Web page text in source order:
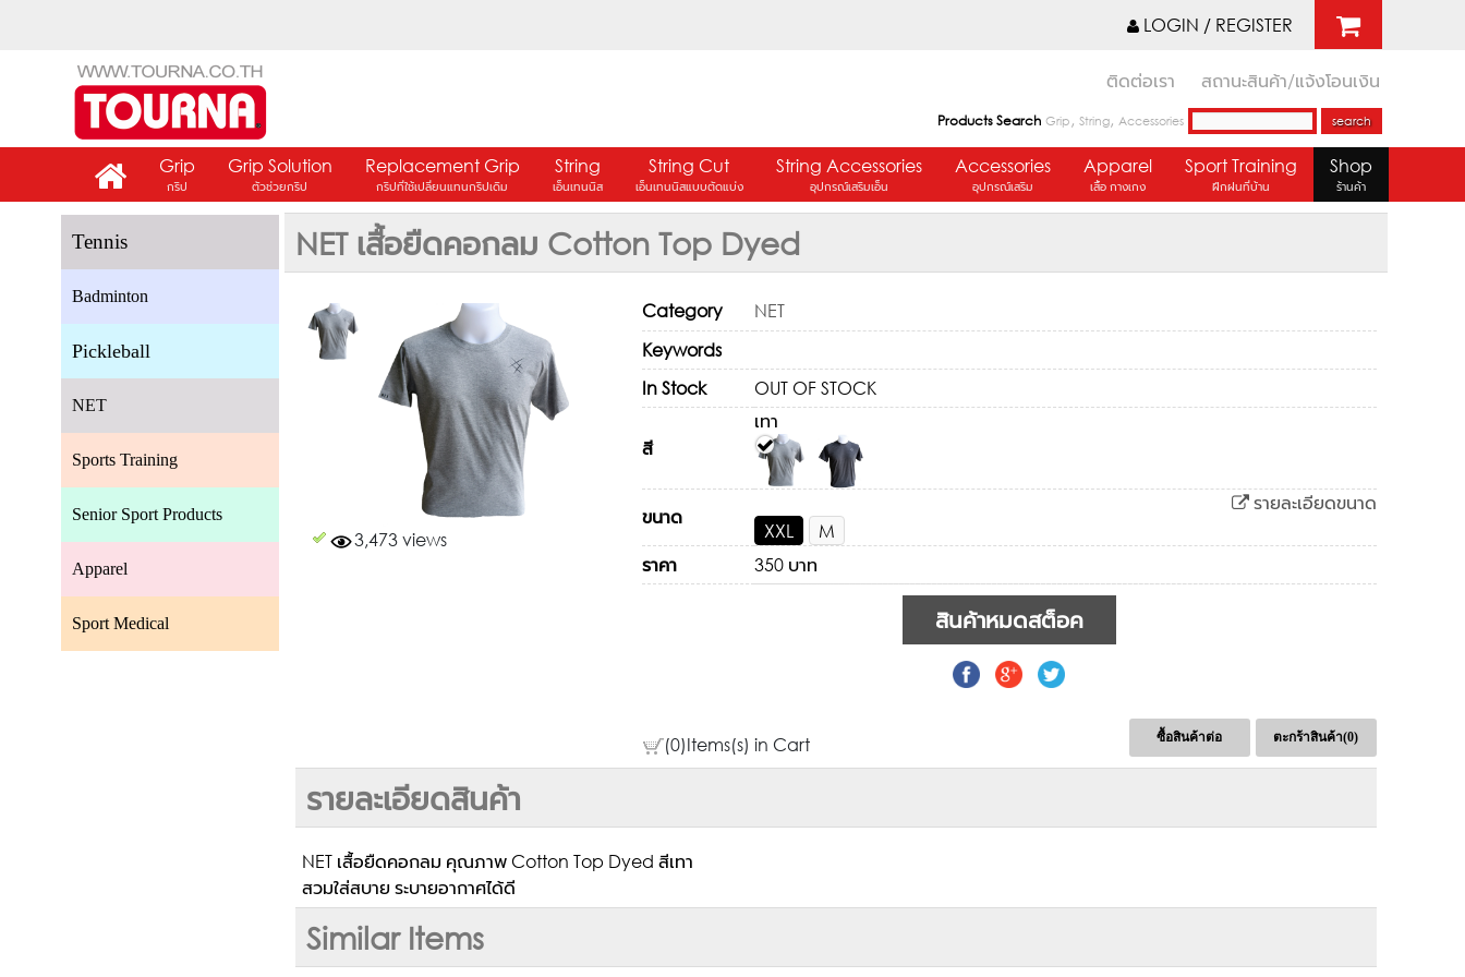
LOGIN / REGISTER
ติดต่อเรา สถานะสินค้า/แจ้งโอนเงิน
Products Search Grip, String, Accessories
Grip
กริป
Grip Solution
ตัวช่วยกริป
Replacement Grip
กริปที่ใช้เปลี่ยนแทนกริปเดิม
String
เอ็นเทนนิส
String Cut
เอ็นเทนนิสแบบตัดแบ่ง
String Accessories
อุปกรณ์เสริมเอ็น
Accessories
อุปกรณ์เสริม
Apparel
เสื้อ กางเกง
Sport Training
ฝึกฝนที่บ้าน
Shop
ร้านค้า
Tennis
Badminton
Pickleball
NET
Sports Training
Senior Sport Products
Apparel
Sport Medical
NET เสื้อยืดคอกลม Cotton Top Dyed
3,473 views
Category
NET
Keywords
In Stock
OUT OF STOCK
สี
เทา
ขนาด
รายละเอียดขนาด
XXL
M
ราคา
350 บาท
(0)Items(s) in Cart
รายละเอียดสินค้า
NET เสื้อยืดคอกลม คุณภาพ Cotton Top Dyed สีเทา
สวมใส่สบาย ระบายอากาศได้ดี
Similar Items